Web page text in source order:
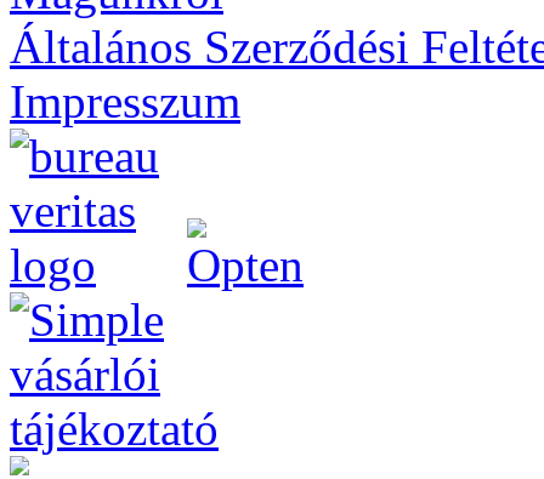
Általános Szerződési
Impresszum